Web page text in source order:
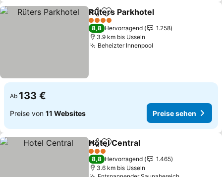
TeilenZu Favoriten hinzufügen
Rüters Parkhotel
4 Sterne
8,8 Hervorragend
1.258
3.9 km bis Usseln
Beheizter Innenpool
Ab 133 €
Preise von 11 Websites Preise sehen
TeilenZu Favoriten hinzufügen
Hotel Central
3 Sterne
8,8 Hervorragend
1.465
3.6 km bis Usseln